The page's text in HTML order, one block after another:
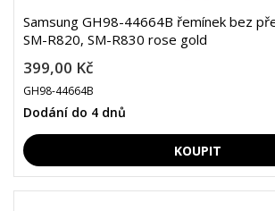
Samsung GH98-44664B řemínek bez
SM-R820, SM-R830 rose gold
399,00 Kč
GH98-44664B
Dodání do 4 dnů